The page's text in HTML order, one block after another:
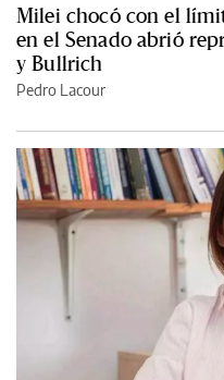
Milei chocó con el
en el Senado abrió
y Bullrich
Pedro Lacour